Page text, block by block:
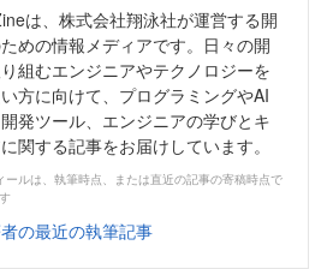
は、株式会社翔泳社が運営する開
めの情報メディアです。日々の開
組むエンジニアやテクノロジーを
方に向けて、プログラミングやAI
発ツール、エンジニアの学びとキ
関する記事をお届けしています。
ールは、執筆時点、または直近の記事の寄稿時点で
の最近の執筆記事